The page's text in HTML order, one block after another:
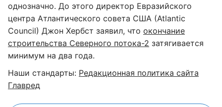
однозначно. До этого директор Евразийского
центра Атлантического совета США (Atlantic
Council) Джон Хербст заявил, что окончание
строительства Северного потока-2 затягивается
минимум на два года.
Наши стандарты: Редакционная политика сайта
Главред